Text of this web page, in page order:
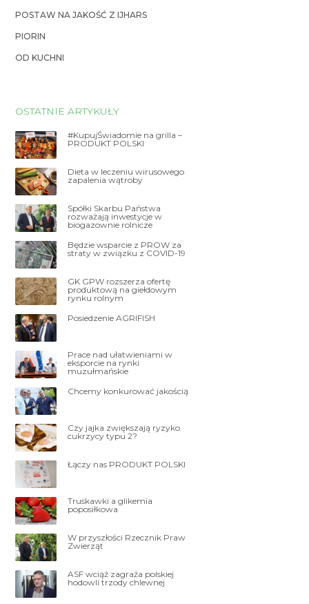
POSTAW NA JAKOŚĆ Z IJHARS
PIORIN
OD KUCHNI
OSTATNIE ARTYKUŁY
#KupujŚwiadomie na grilla –
PRODUKT POLSKI
Dieta w leczeniu wirusowego
zapalenia wątroby
Spółki Skarbu Państwa
rozważają inwestycje w
biogazownie rolnicze
Będzie wsparcie z PROW za
straty w związku z COVID-19
GK GPW rozszerza ofertę
produktową na giełdowym
rynku rolnym
Posiedzenie AGRIFISH
Prace nad ułatwieniami w
eksporcie na rynki
muzułmańskie
Chcemy konkurować jakością
Czy jajka zwiększają ryzyko
cukrzycy typu 2?
Łączy nas PRODUKT POLSKI
Truskawki a glikemia
poposiłkowa
W przyszłości Rzecznik Praw
Zwierząt
ASF wciąż zagraża polskiej
hodowli trzody chlewnej